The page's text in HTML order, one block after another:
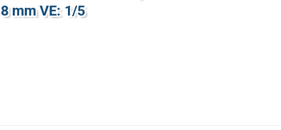
8 mm VE: 1/5